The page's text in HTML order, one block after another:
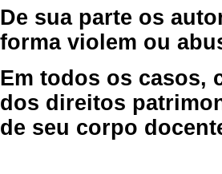
De sua parte os
forma violem ou
Em todos os casos,
dos direitos
de seu corpo